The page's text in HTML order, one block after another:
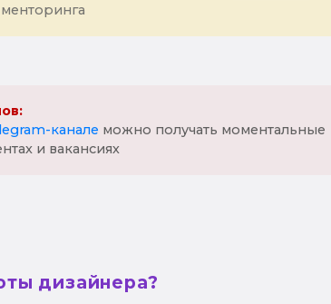
канале можно получать моментальные
и вакансиях
дизайнера?